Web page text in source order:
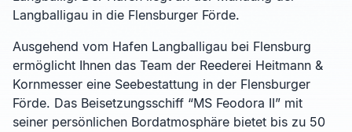
Langballigau in die Flensburger Förde.
Ausgehend vom Hafen Langballigau bei Flensburg
ermöglicht Ihnen das Team der Reederei Heitmann &
Kornmesser eine Seebestattung in der Flensburger
Förde. Das Beisetzungsschiff “MS Feodora II” mit
seiner persönlichen Bordatmosphäre bietet bis zu 50